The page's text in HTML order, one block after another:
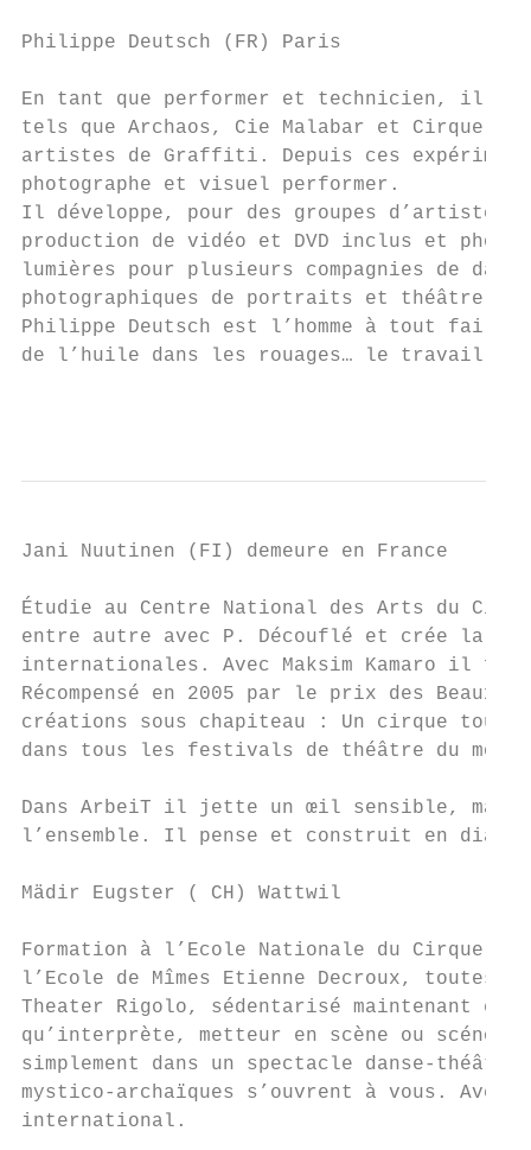
Philippe Deutsch (FR) Paris
En tant que performer et technicien, il fait
tels que Archaos, Cie Malabar et Cirque
artistes de Graffiti. Depuis ces
photographe et visuel performer.
Il développe, pour des groupes
production de vidéo et DVD inclus et
lumières pour plusieurs compagnies de
photographiques de portraits et théâtre.
Philippe Deutsch est l’homme à tout faire
de l’huile dans les rouages… le
Jani Nuutinen (FI) demeure en
Étudie au Centre National des Arts du
entre autre avec P. Découflé et crée la
internationales. Avec Maksim Kamaro il
Récompensé en 2005 par le prix des
créations sous chapiteau : Un cirque
dans tous les festivals de théâtre du
Dans ArbeiT il jette un œil sensible,
l’ensemble. Il pense et construit en
Mädir Eugster ( CH) Wattwil
Formation à l’Ecole Nationale du Cirque
l’Ecole de Mîmes Etienne Decroux, toutes
Theater Rigolo, sédentarisé maintenant
qu’interprète, metteur en scène ou
simplement dans un spectacle danse-
mystico-archaïques s’ouvrent à vous.
international.